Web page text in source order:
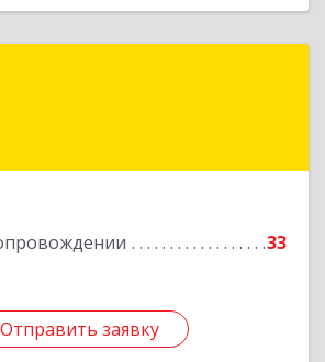
33
Отправить заявку
обл, Новодвинск г,
Отправить заявку